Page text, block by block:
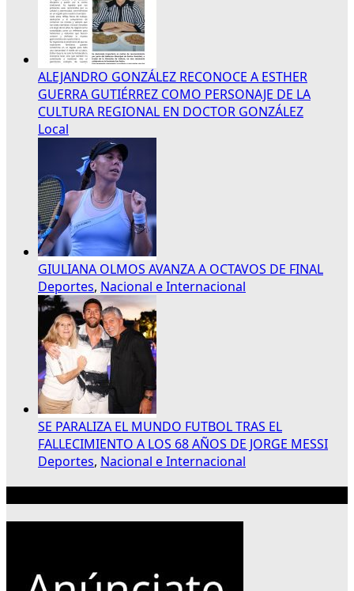
ALEJANDRO GONZÁLEZ RECONOCE A ESTHER
GUERRA GUTIÉRREZ COMO PERSONAJE DE LA
CULTURA REGIONAL EN DOCTOR GONZÁLEZ
Local
GIULIANA OLMOS AVANZA A OCTAVOS DE FINAL
Deportes, Nacional e Internacional
SE PARALIZA EL MUNDO FUTBOL TRAS EL
FALLECIMIENTO A LOS 68 AÑOS DE JORGE MESSI
Deportes, Nacional e Internacional